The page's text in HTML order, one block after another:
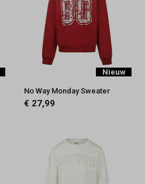
Nieuw
No Way Monday Sweater
€ 27,99